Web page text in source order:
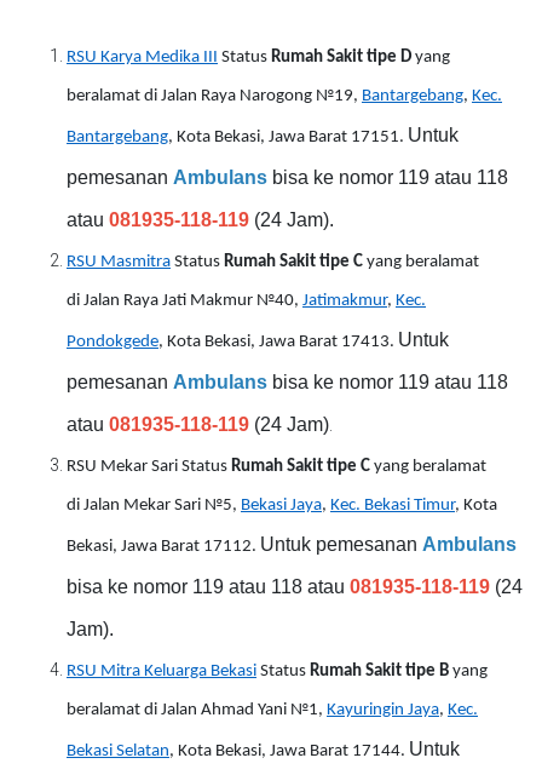
RSU Karya Medika III Status Rumah Sakit tipe D yang
beralamat di Jalan Raya Narogong №19, Bantargebang, Kec.
Bantargebang, Kota Bekasi, Jawa Barat 17151. Untuk
pemesanan Ambulans bisa ke nomor 119 atau 118
atau 081935-118-119 (24 Jam).
RSU Masmitra Status Rumah Sakit tipe C yang beralamat
di Jalan Raya Jati Makmur №40, Jatimakmur, Kec.
Pondokgede, Kota Bekasi, Jawa Barat 17413. Untuk
pemesanan Ambulans bisa ke nomor 119 atau 118
atau 081935-118-119 (24 Jam).
RSU Mekar Sari Status Rumah Sakit tipe C yang beralamat
di Jalan Mekar Sari №5, Bekasi Jaya, Kec. Bekasi Timur, Kota
Bekasi, Jawa Barat 17112. Untuk pemesanan Ambulans
bisa ke nomor 119 atau 118 atau 081935-118-119 (24
Jam).
RSU Mitra Keluarga Bekasi Status Rumah Sakit tipe B yang
beralamat di Jalan Ahmad Yani №1, Kayuringin Jaya, Kec.
Bekasi Selatan, Kota Bekasi, Jawa Barat 17144. Untuk